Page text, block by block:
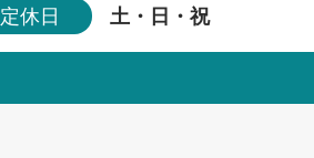
定休日 土・日・祝